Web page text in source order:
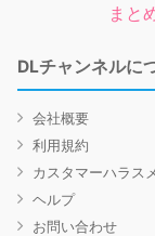
まと
DLチャンネルに
会社概要
利用規約
カスタマーハラス
ヘルプ
お問い合わせ